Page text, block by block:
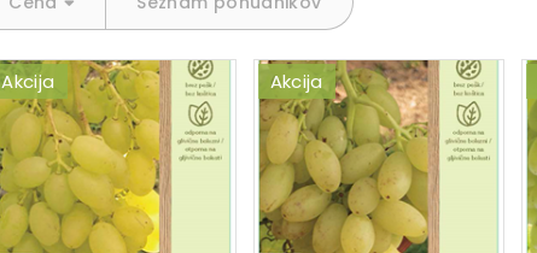
Akcija Akcija